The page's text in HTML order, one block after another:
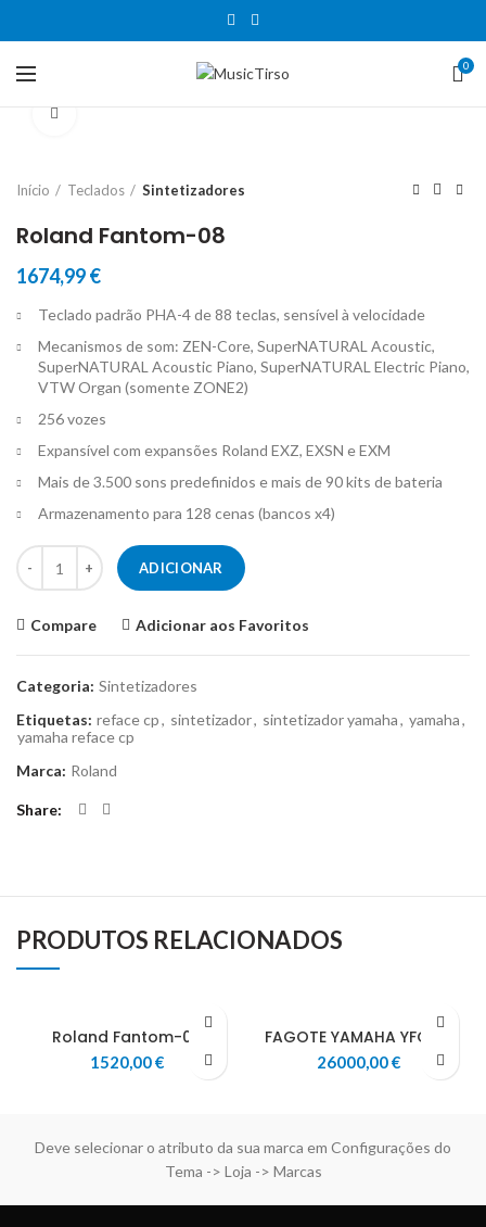
0
Início Teclados Sintetizadores
Roland Fantom-08
1674,99€
Teclado padrão PHA-4 de 88 teclas, sensível à velocidade
Mecanismos de som: ZEN-Core, SuperNATURAL Acoustic,
SuperNATURAL Acoustic Piano, SuperNATURAL Electric Piano,
VTW Organ (somente ZONE2)
256 vozes
Expansível com expansões Roland EXZ, EXSN e EXM
Mais de 3.500 sons predefinidos e mais de 90 kits de bateria
Armazenamento para 128 cenas (bancos x4)
Quantidade de Roland Fantom-08
ADICIONAR
Compare Adicionar aos Favoritos
Categoria: Sintetizadores
Etiquetas: reface cp, sintetizador, sintetizador yamaha, yamaha,
yamaha reface cp
Marca: Roland
Share
PRODUTOS RELACIONADOS
Roland Fantom-07
1520,00€
FAGOTE YAMAHA YFG812
26000,00€
Deve selecionar o atributo da sua marca em Configurações do
Tema -> Loja -> Marcas